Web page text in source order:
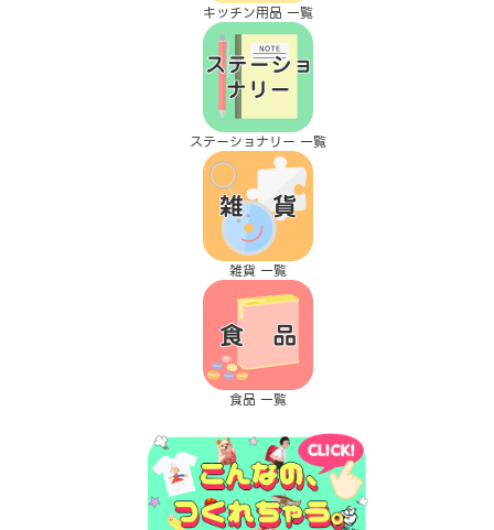
キッチン用品 一覧
ステーショナリー 一覧
雑貨 一覧
食品 一覧